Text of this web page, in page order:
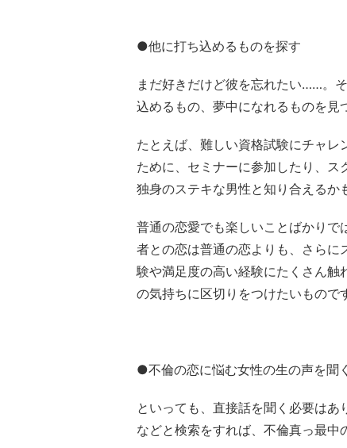
●他に打ち込めるものを探す
まだ好きだけど彼を忘れたい……。
込めるもの、夢中になれるものを見
たとえば、難しい資格試験にチャ
ために、セミナーに参加したり、ス
独身のステキな男性と知り合えるか
普通の恋愛でも楽しいことばかり
者との恋は普通の恋よりも、さら
験や満足度の高い経験にたくさん
の気持ちに区切りをつけたいもので
●不倫の恋に悩む女性の生の声を聞く
といっても、直接話を聞く必要はあ
などと検索をすれば、不倫真っ最中